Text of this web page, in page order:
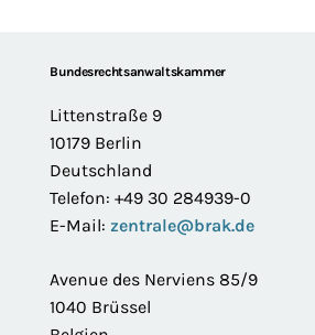
FooterBundesrechtsanwaltskammer
Littenstraße 9
10179 Berlin
Deutschland
Telefon: +49 30 284939-0
E-Mail: zentrale@brak.de
Avenue des Nerviens 85/9
1040 Brüssel